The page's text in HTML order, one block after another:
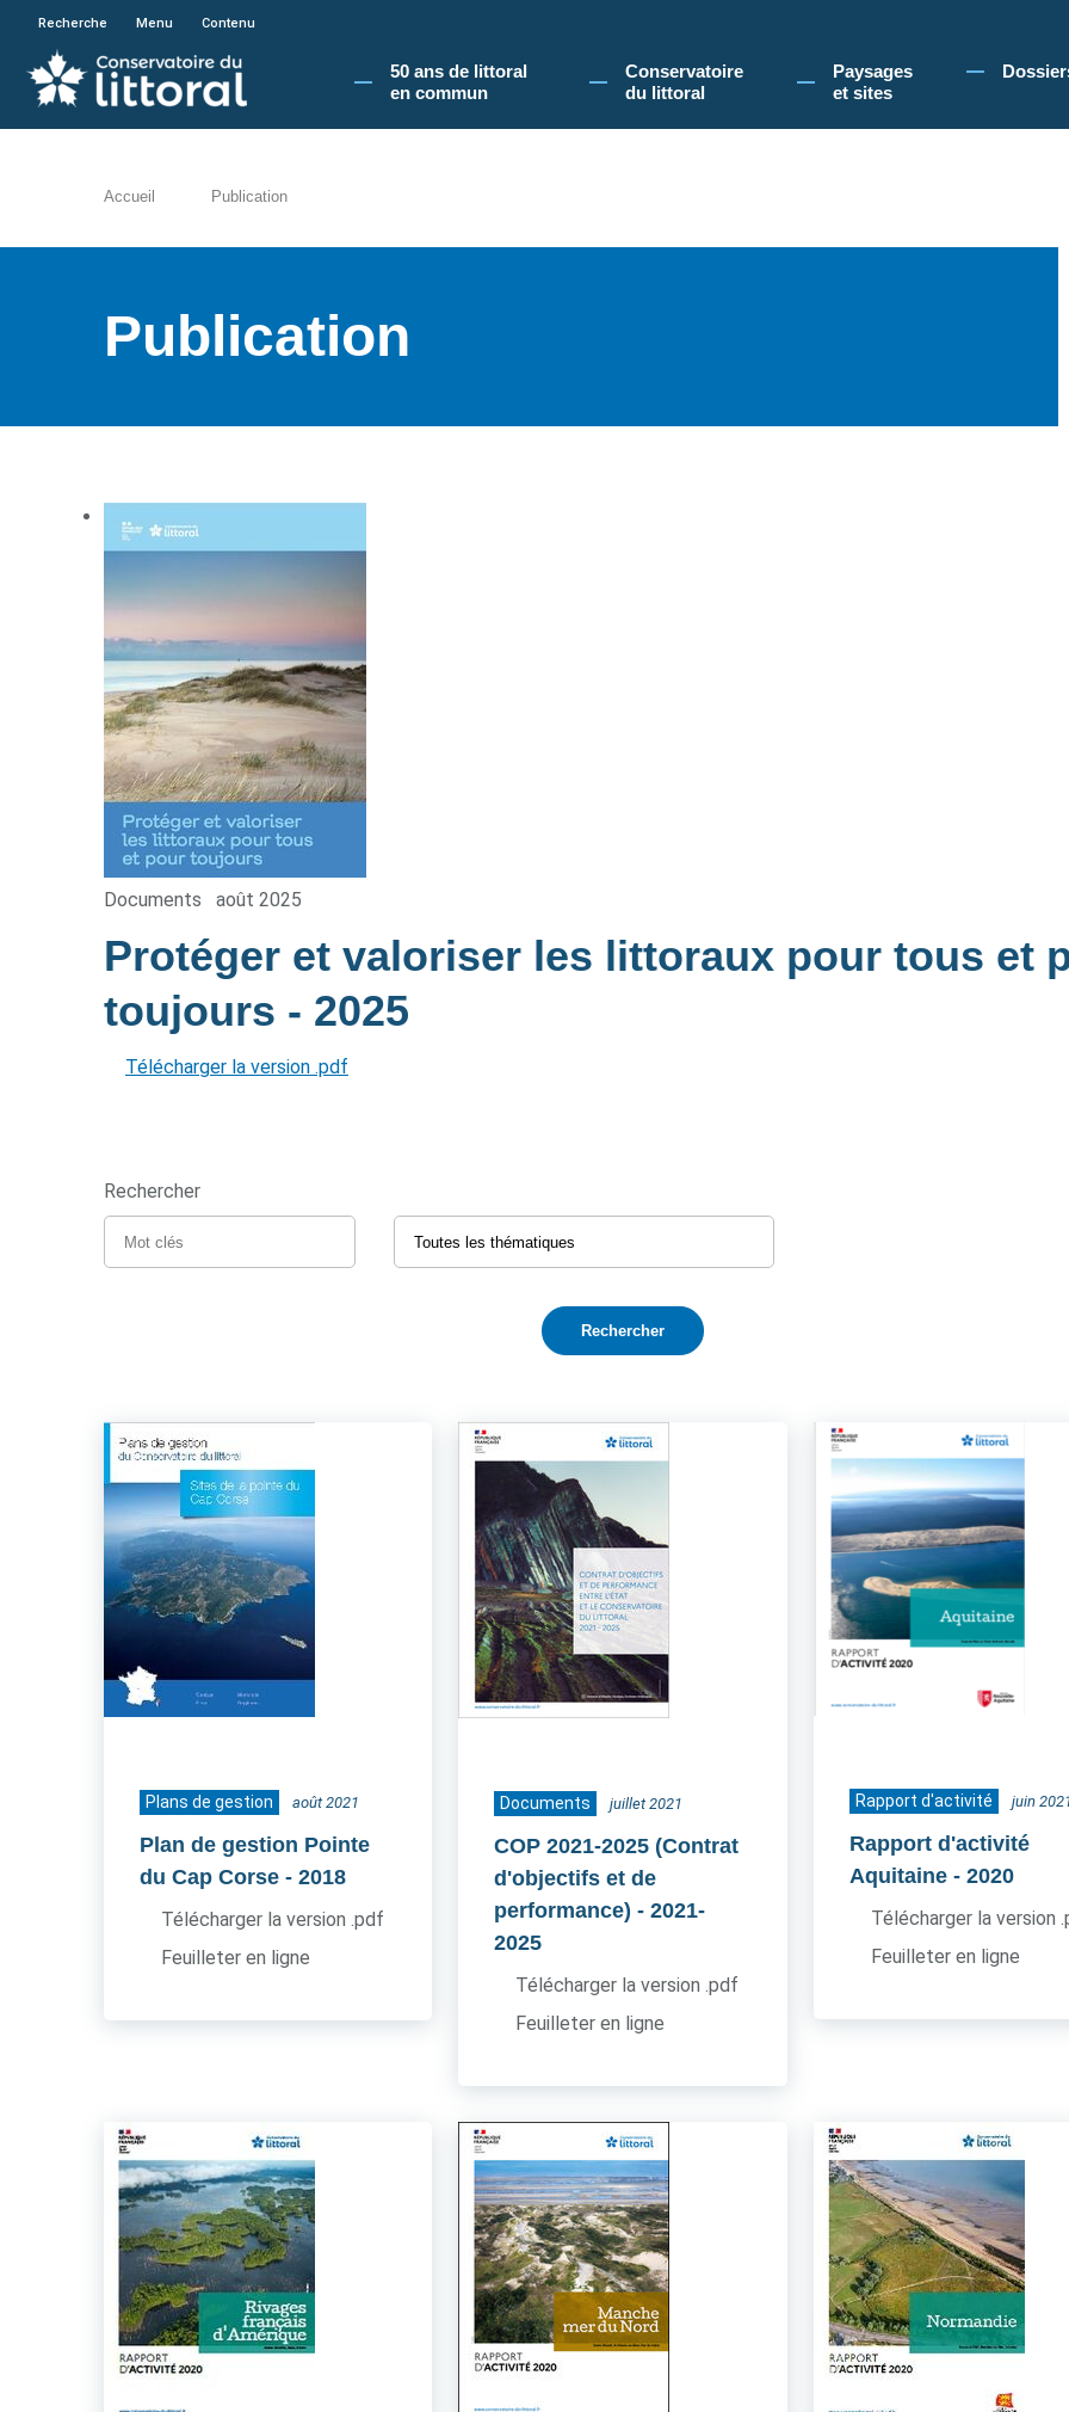
En poursuivant votre navigation sur le site du Conservatoire du littoral, vous acceptez l'utilisation de cookies pour vous
Recherche Menu Contenu
50 ans de littoral
en commun​
Conservatoire
du littoral
Paysages
et sites
Accueil Publication
Publication
Documents août 2025
Protéger et valoriser les littoraux pour tous et
toujours - 2025
Télécharger la version .pdf
Rechercher
Plans de gestion août 2021
Plan de gestion Pointe
du Cap Corse - 2018
Télécharger la version .pdf
Feuilleter en ligne
Documents juillet 2021
COP 2021-2025 (Contrat
d'objectifs et de
performance) - 2021-
2025
Télécharger la version .pdf
Feuilleter en ligne
Rapport d'activité juin
Rapport d'activité
Aquitaine - 2020
Télécharger la version
Feuilleter en ligne